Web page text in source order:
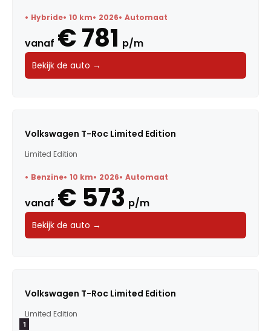
Hybride 10 km 2026 Automaat
vanaf € 781 p/m
Bekijk de auto →
Volkswagen T-Roc Limited Edition
Limited Edition
Benzine 10 km 2026 Automaat
vanaf € 573 p/m
Bekijk de auto →
Volkswagen T-Roc Limited Edition
Limited Edition